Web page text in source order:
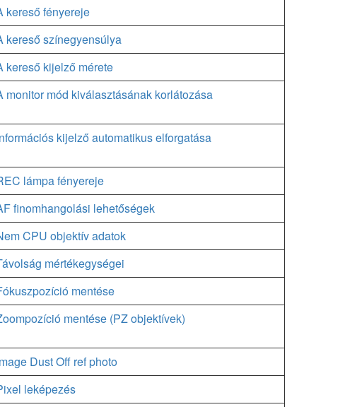
kereső fényereje
kereső színegyensúlya
kereső kijelző mérete
monitor mód kiválasztásának korlátozása
kijelző automatikus elforgatása
lámpa fényereje
finomhangolási lehetőségek
CPU objektív adatok
mértékegységei
mentése
mentése (PZ objektívek)
Dust Off ref photo
leképezés